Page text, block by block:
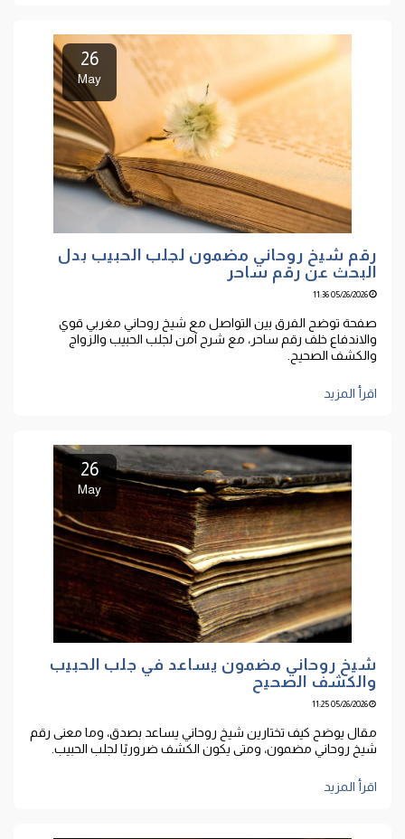
26
May
رقم شيخ روحاني مضمون لجلب الحبيب بدل
البحث عن رقم ساحر
05/26/2026 11:36
صفحة توضح الفرق بين التواصل مع شيخ روحاني مغربي قوي
والاندفاع خلف رقم ساحر، مع شرح آمن لجلب الحبيب والزواج
والكشف الصحيح.
اقرأ المزيد
26
May
شيخ روحاني مضمون يساعد في جلب الحبيب
والكشف الصحيح
05/26/2026 11:25
مقال يوضح كيف تختارين شيخ روحاني يساعد بصدق، وما معنى رقم
شيخ روحاني مضمون، ومتى يكون الكشف ضروريًا لجلب الحبيب.
اقرأ المزيد